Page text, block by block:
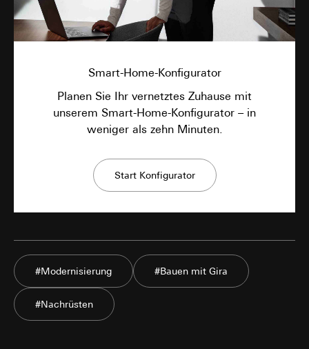
Smart-Home-Konfigurator
Planen Sie Ihr vernetztes Zuhause mit
unserem Smart-Home-Konfigurator – in
weniger als zehn Minuten.
Start Konfigurator
#Modernisierung #Bauen mit Gira
#Nachrüsten